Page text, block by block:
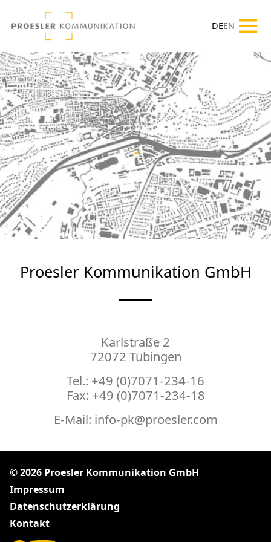
DEEN
Proesler Kommunikation GmbH
Karlstraße 2
72072 Tübingen
Tel.: +49 (0)7071-234-16
Fax: +49 (0)7071-234-18
E-Mail: info-pk@proesler.com
© 2026 Proesler Kommunikation GmbH
Impressum
Datenschutzerklärung
Kontakt